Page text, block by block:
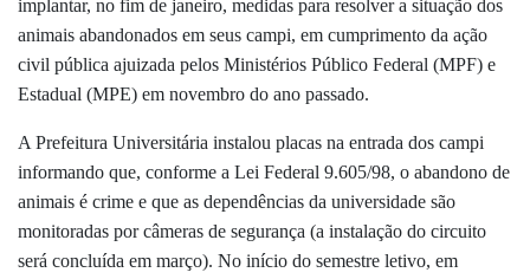
implantar, no fim de janeiro, medidas para resolver a situação dos
animais abandonados em seus campi, em cumprimento da ação
civil pública ajuizada pelos Ministérios Público Federal (MPF) e
Estadual (MPE) em novembro do ano passado.
A Prefeitura Universitária instalou placas na entrada dos campi
informando que, conforme a Lei Federal 9.605/98, o abandono de
animais é crime e que as dependências da universidade são
monitoradas por câmeras de segurança (a instalação do circuito
será concluída em março). No início do semestre letivo, em